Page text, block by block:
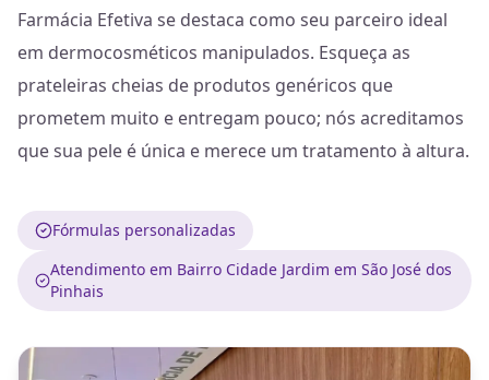
Farmácia Efetiva se destaca como seu parceiro ideal
em dermocosméticos manipulados. Esqueça as
prateleiras cheias de produtos genéricos que
prometem muito e entregam pouco; nós acreditamos
que sua pele é única e merece um tratamento à altura.
Fórmulas personalizadas
Atendimento em Bairro Cidade Jardim em São José dos
Pinhais